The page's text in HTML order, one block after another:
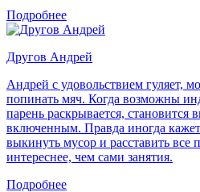
Подробнее
Другов Андрей
Андрей с удовольствием гуляет,
попинать мяч. Когда возможны
парень раскрывается, становится
включенным. Правда иногда
выкинуть мусор и расставить
интереснее, чем сами занятия.
Подробнее